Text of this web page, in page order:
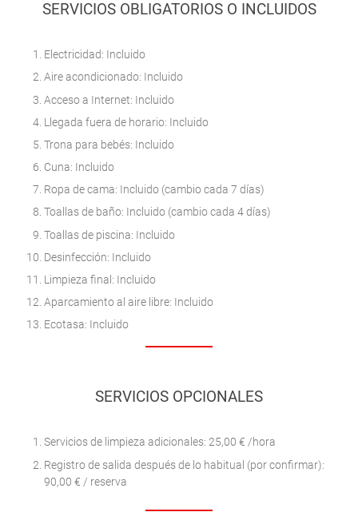
SERVICIOS OBLIGATORIOS O INCLUIDOS
Electricidad: Incluido
Aire acondicionado: Incluido
Acceso a Internet: Incluido
Llegada fuera de horario: Incluido
Trona para bebés: Incluido
Cuna: Incluido
Ropa de cama: Incluido (cambio cada 7 días)
Toallas de baño: Incluido (cambio cada 4 días)
Toallas de piscina: Incluido
Desinfección: Incluido
Limpieza final: Incluido
Aparcamiento al aire libre: Incluido
Ecotasa: Incluido
SERVICIOS OPCIONALES
Servicios de limpieza adicionales: 25,00 € /hora
Registro de salida después de lo habitual (por confirmar):
90,00 € / reserva